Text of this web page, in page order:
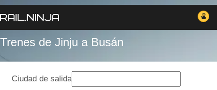
Trenes de Jinju a Busán
Ciudad de salida